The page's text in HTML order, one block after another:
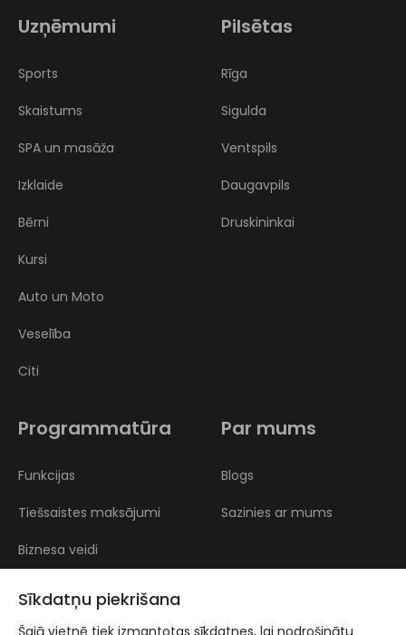
Sīkdatņu piekrišana
Šajā vietnē tiek izmantotas sīkdatnes, lai nodrošinātu
Uzņēmumi
Sports
Skaistums
SPA un masāža
Izklaide
Bērni
Kursi
Auto un Moto
Veselība
Citi
Pilsētas
Rīga
Sigulda
Ventspils
Daugavpils
Druskininkai
Programmatūra
Funkcijas
Tiešsaistes maksājumi
Biznesa veidi
Par mums
Blogs
Sazinies ar mums